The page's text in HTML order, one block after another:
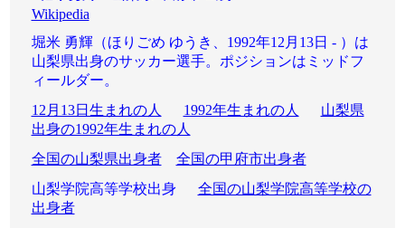
Wikipedia
堀米 勇輝（ほりごめ ゆうき、1992年12月13日 - ）は
山梨県出身のサッカー選手。ポジションはミッドフ
ィールダー。
12月13日生まれの人
1992年生まれの人
山梨県
出身の1992年生まれの人
全国の山梨県出身者
全国の甲府市出身者
山梨学院高等学校出身 全国の山梨学院高等学校の
出身者